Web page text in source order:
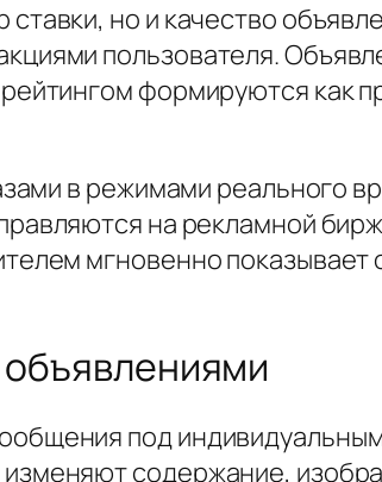
но и качество
пользователя.
формируются как
в режимами реального
на рекламной
мгновенно
под
содержание,